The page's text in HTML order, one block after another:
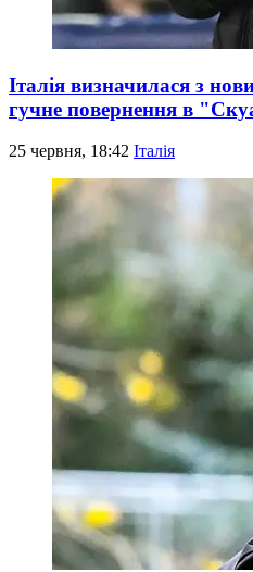
Італія визначилася з
гучне повернення в
25 червня, 18:42 Італія